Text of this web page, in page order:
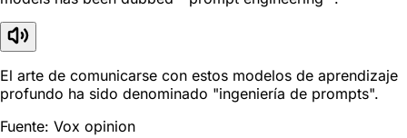
El arte de comunicarse con estos modelos de aprendizaje
profundo ha sido denominado "ingeniería de prompts".
Fuente: Vox opinion